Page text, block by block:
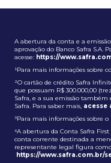
A abertura da conta e a
aprovação do Banco Safra S.A.
acesse: https://
¹Para mais informações sobre
²O cartão de crédito Safra
que possuam R$ 300.000,00
Safra, e a sua emissão
Safra. Para saber mais, acesse
³Para mais informações sobre
⁴A abertura da Conta Safra
conta corrente destinada a
representante legal figura
https://www.safra.com.br/